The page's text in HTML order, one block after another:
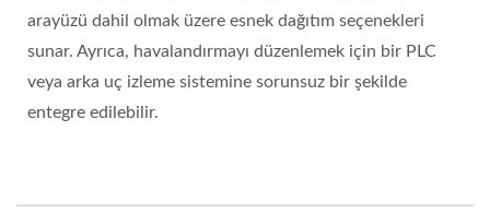
arayüzü dahil olmak üzere esnek dağıtım seçenekleri
sunar. Ayrıca, havalandırmayı düzenlemek için bir PLC
veya arka uç izleme sistemine sorunsuz bir şekilde
entegre edilebilir.